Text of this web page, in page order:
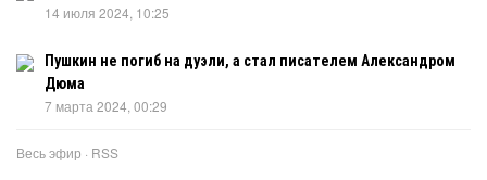
14 июля 2024, 10:25
Пушкин не погиб на дуэли, а стал писателем Александром
Дюма
7 марта 2024, 00:29
Весь эфир · RSS